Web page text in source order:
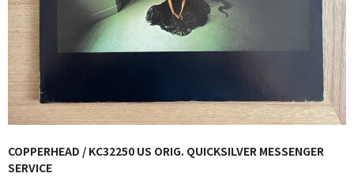
GG RECORD （当店のレーベル）
全商品
JAZZ-US
BLUE NOTE
JAZZ-EU
COPPERHEAD / KC32250 US ORIG. QUICKSILVER MESSENGER
SERVICE